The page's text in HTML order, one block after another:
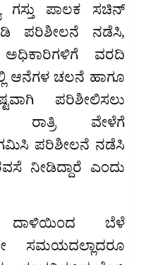
ಗಸ್ತು ಪಾಲಕ ಸಚಿನ್
ಪರಿಶೀಲನೆ ನಡೆಸಿ,
ವರದಿ
ಆನೆಗಳ ಚಲನೆ ಹಾಗೂ
ಪರಿಶೀಲಿಸಲು
ರಾತ್ರಿ ವೇಳೆಗೆ
ಪರಿಶೀಲನೆ ನಡೆಸಿ
ನೀಡಿದ್ದಾರೆ ಎಂದು
ದಾಳಿಯಿಂದ ಬೆಳೆ
ಸಮಯದಲ್ಲಾದರೂ